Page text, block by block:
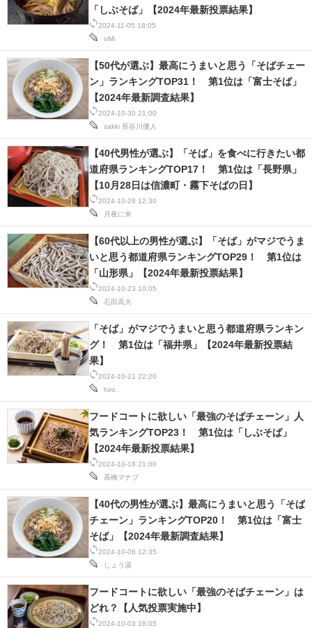
2024-11-05 18:05
oMi
「しぶそば」【2024年最新投票結果】
2024-10-30 21:00
zakki 長谷川優人
【50代が選ぶ】最高にうまいと思う「そばチェー
ン」ランキングTOP31！ 第1位は「富士そば」
【2024年最新調査結果】
2024-10-28 12:30
月夜に米
【40代男性が選ぶ】「そば」を食べに行きたい都
道府県ランキングTOP17！ 第1位は「長野県」
【10月28日は信濃町・霧下そばの日】
2024-10-23 10:05
石田高大
【60代以上の男性が選ぶ】「そば」がマジでうま
いと思う都道府県ランキングTOP29！ 第1位は
「山形県」【2024年最新投票結果】
2024-10-21 22:20
hiro.
「そば」がマジでうまいと思う都道府県ランキン
グ！ 第1位は「福井県」【2024年最新投票結
果】
2024-10-18 21:00
高橋マナブ
フードコートに欲しい「最強のそばチェーン」人
気ランキングTOP23！ 第1位は「しぶそば」
【2024年最新投票結果】
2024-10-06 12:35
しょう湯
【40代の男性が選ぶ】最高にうまいと思う「そば
チェーン」ランキングTOP20！ 第1位は「富士
そば」【2024年最新調査結果】
2024-10-03 18:05
フードコートに欲しい「最強のそばチェーン」は
どれ？【人気投票実施中】